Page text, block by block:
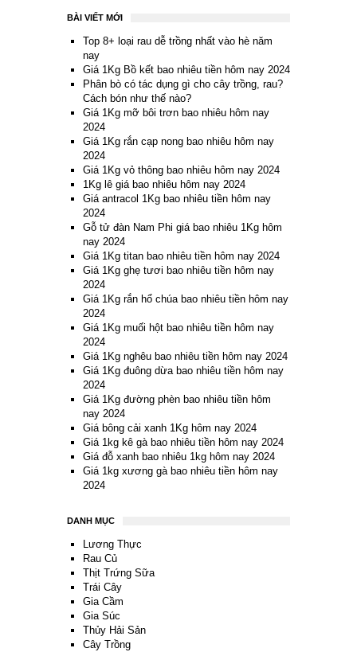
BÀI VIẾT MỚI
Top 8+ loại rau dễ trồng nhất vào hè năm
nay
Giá 1Kg Bồ kết bao nhiêu tiền hôm nay 2024
Phân bò có tác dụng gì cho cây trồng, rau?
Cách bón như thế nào?
Giá 1Kg mỡ bôi trơn bao nhiêu hôm nay
2024
Giá 1Kg rắn cạp nong bao nhiêu hôm nay
2024
Giá 1Kg vỏ thông bao nhiêu hôm nay 2024
1Kg lê giá bao nhiêu hôm nay 2024
Giá antracol 1Kg bao nhiêu tiền hôm nay
2024
Gỗ tử đàn Nam Phi giá bao nhiêu 1Kg hôm
nay 2024
Giá 1Kg titan bao nhiêu tiền hôm nay 2024
Giá 1Kg ghẹ tươi bao nhiêu tiền hôm nay
2024
Giá 1Kg rắn hổ chúa bao nhiêu tiền hôm nay
2024
Giá 1Kg muối hột bao nhiêu tiền hôm nay
2024
Giá 1Kg nghêu bao nhiêu tiền hôm nay 2024
Giá 1Kg đuông dừa bao nhiêu tiền hôm nay
2024
Giá 1Kg đường phèn bao nhiêu tiền hôm
nay 2024
Giá bông cải xanh 1Kg hôm nay 2024
Giá 1kg kê gà bao nhiêu tiền hôm nay 2024
Giá đỗ xanh bao nhiêu 1kg hôm nay 2024
Giá 1kg xương gà bao nhiêu tiền hôm nay
2024
DANH MỤC
Lương Thực
Rau Củ
Thịt Trứng Sữa
Trái Cây
Gia Cầm
Gia Súc
Thủy Hải Sản
Cây Trồng